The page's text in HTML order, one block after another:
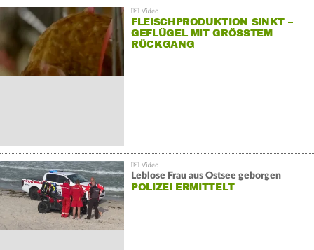
FLEISCHPRODUKTION SINKT –
GEFLÜGEL MIT GRÖSSTEM R
ÜCKGANG
Leblose Frau aus Ostsee geborgen
POLIZEI ERMITTELT